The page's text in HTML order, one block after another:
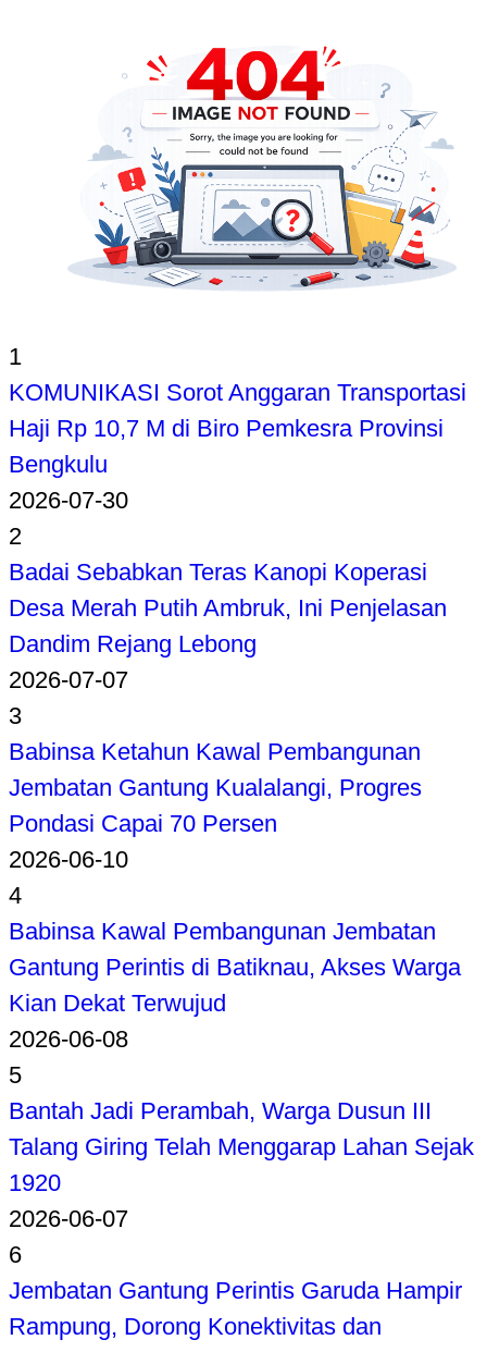
1
KOMUNIKASI Sorot Anggaran Transportasi
Haji Rp 10,7 M di Biro Pemkesra Provinsi
Bengkulu
2026-07-30
2
Badai Sebabkan Teras Kanopi Koperasi
Desa Merah Putih Ambruk, Ini Penjelasan
Dandim Rejang Lebong
2026-07-07
3
Babinsa Ketahun Kawal Pembangunan
Jembatan Gantung Kualalangi, Progres
Pondasi Capai 70 Persen
2026-06-10
4
Babinsa Kawal Pembangunan Jembatan
Gantung Perintis di Batiknau, Akses Warga
Kian Dekat Terwujud
2026-06-08
5
Bantah Jadi Perambah, Warga Dusun III
Talang Giring Telah Menggarap Lahan Sejak
1920
2026-06-07
6
Jembatan Gantung Perintis Garuda Hampir
Rampung, Dorong Konektivitas dan